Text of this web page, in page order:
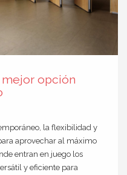
mejor opción
la flexibilidad y
aprovechar al máximo
entran en juego los
y eficiente para